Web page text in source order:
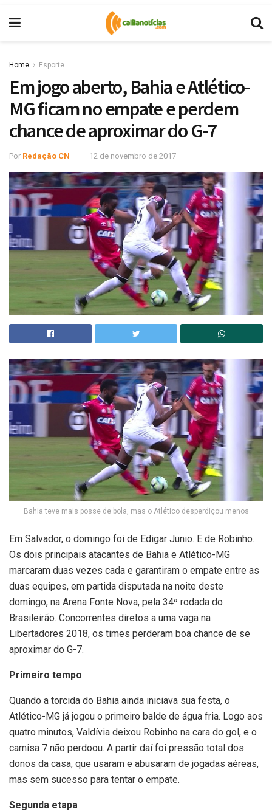
Home Esporte
Em jogo aberto, Bahia e Atlético-
MG ficam no empate e perdem
chance de aproximar do G-7
Por Redação CN 12 de novembro de 2017
Bahia teve mais posse de bola, mas o Atlético desperdiçou menos
Em Salvador, o domingo foi de Edigar Junio. E de Robinho.
Os dois principais atacantes de Bahia e Atlético-MG
marcaram duas vezes cada e garantiram o empate entre as
duas equipes, em partida disputada na noite deste
domingo, na Arena Fonte Nova, pela 34ª rodada do
Brasileirão. Concorrentes diretos a uma vaga na
Libertadores 2018, os times perderam boa chance de se
aproximar do G-7.
Primeiro tempo
Quando a torcida do Bahia ainda iniciava sua festa, o
Atlético-MG já jogou o primeiro balde de água fria. Logo aos
quatro minutos, Valdívia deixou Robinho na cara do gol, e o
camisa 7 não perdoou. A partir daí foi pressão total dos
donos da casa, que usaram e abusaram de jogadas aéreas,
mas sem sucesso para tentar o empate.
Segunda etapa